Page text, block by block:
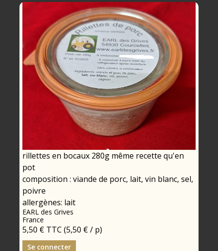
rillettes en bocaux 280g même recette qu'en
pot
composition : viande de porc, lait, vin blanc, sel,
poivre
allergènes: lait
EARL des Grives
France
5,50 € TTC (5,50 € / p)
Se connecter